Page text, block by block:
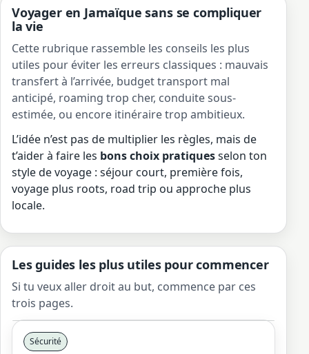
Voyager en Jamaïque sans se compliquer
la vie
Cette rubrique rassemble les conseils les plus
utiles pour éviter les erreurs classiques : mauvais
transfert à l’arrivée, budget transport mal
anticipé, roaming trop cher, conduite sous-
estimée, ou encore itinéraire trop ambitieux.
L’idée n’est pas de multiplier les règles, mais de
t’aider à faire les bons choix pratiquesselon ton
style de voyage : séjour court, première fois,
voyage plus roots, road trip ou approche plus
locale.
Les guides les plus utiles pour commencer
Si tu veux aller droit au but, commence par ces
trois pages.
Sécurité